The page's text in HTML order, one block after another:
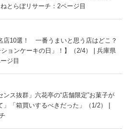
とらぼリサーチ：2ページ目
店10選！ 一番うまいと思う店はどこ？
ションケーキの日」！】（2/4） | 兵庫県
ジ目
ンス抜群」六花亭の“店舗限定”お菓子が
「箱買いするべきだった」（1/2） |